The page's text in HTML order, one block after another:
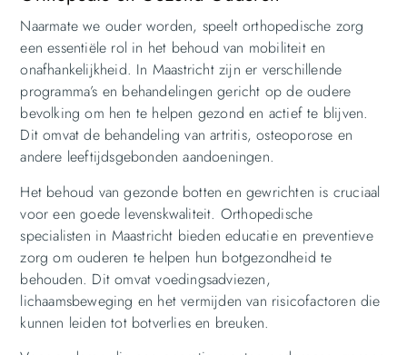
Naarmate we ouder worden, speelt orthopedische zorg
een essentiële rol in het behoud van mobiliteit en
onafhankelijkheid. In Maastricht zijn er verschillende
programma’s en behandelingen gericht op de oudere
bevolking om hen te helpen gezond en actief te blijven.
Dit omvat de behandeling van artritis, osteoporose en
andere leeftijdsgebonden aandoeningen.
Het behoud van gezonde botten en gewrichten is cruciaal
voor een goede levenskwaliteit. Orthopedische
specialisten in Maastricht bieden educatie en preventieve
zorg om ouderen te helpen hun botgezondheid te
behouden. Dit omvat voedingsadviezen,
lichaamsbeweging en het vermijden van risicofactoren die
kunnen leiden tot botverlies en breuken.